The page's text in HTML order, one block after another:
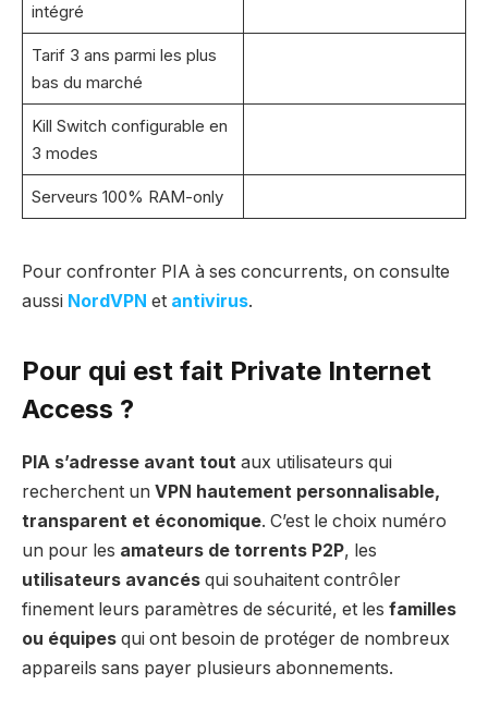
intégré
Tarif 3 ans parmi les plus
bas du marché
Kill Switch configurable en
3 modes
Serveurs 100% RAM-only
Pour confronter PIA à ses concurrents, on consulte
aussi NordVPN et antivirus.
Pour qui est fait Private Internet
Access ?
PIA s’adresse avant tout aux utilisateurs qui
recherchent un VPN hautement personnalisable,
transparent et économique. C’est le choix numéro
un pour les amateurs de torrents P2P, les
utilisateurs avancés qui souhaitent contrôler
finement leurs paramètres de sécurité, et les familles
ou équipes qui ont besoin de protéger de nombreux
appareils sans payer plusieurs abonnements.